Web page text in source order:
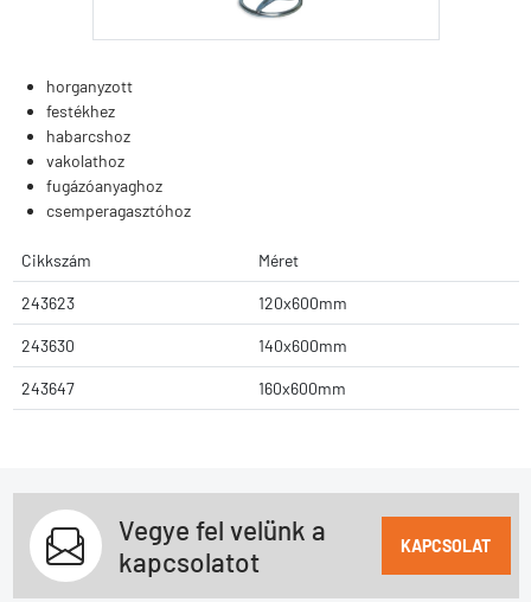
horganyzott
festékhez
habarcshoz
vakolathoz
fugázóanyaghoz
csemperagasztóhoz
Cikkszám Méret
243623 120x600mm
243630 140x600mm
243647 160x600mm
Vegye fel velünk a
kapcsolatot
KAPCSOLAT